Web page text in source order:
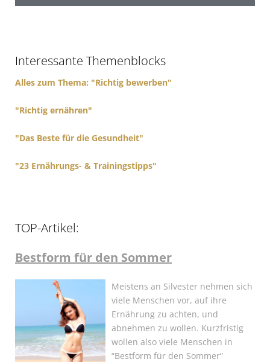
r
o
Interessante Themenblocks
Alles zum Thema: "Richtig bewerben"
"Richtig ernähren"
"Das Beste für die Gesundheit"
"23 Ernährungs- & Trainingstipps"
TOP-Artikel:
Bestform für den Sommer
Meistens an Silvester nehmen sich
viele Menschen vor, auf ihre
Ernährung zu achten, und
abnehmen zu wollen. Kurzfristig
wollen also viele Menschen in
“Bestform für den Sommer”